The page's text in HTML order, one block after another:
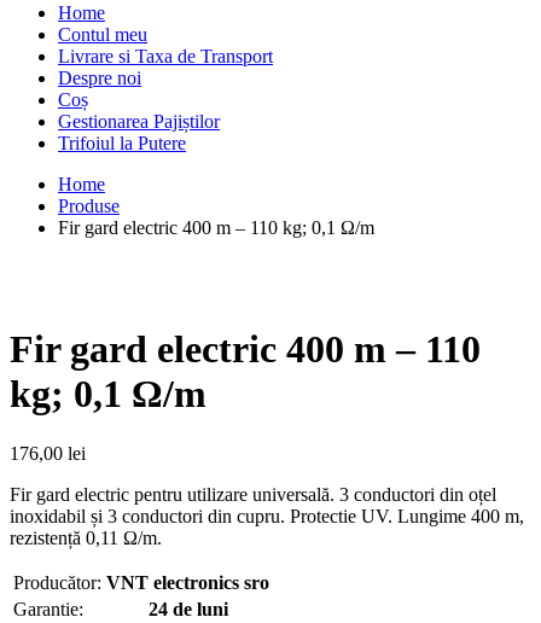
Home
Contul meu
Livrare si Taxa de Transport
Despre noi
Coș
Gestionarea Pajiștilor
Trifoiul la Putere
Home
Produse
Fir gard electric 400 m – 110 kg; 0,1 Ω/m
Fir gard electric 400 m – 110
kg; 0,1 Ω/m
176,00 lei
Fir gard electric pentru utilizare universală. 3 conductori din oțel
inoxidabil și 3 conductori din cupru. Protectie UV. Lungime 400 m,
rezistență 0,11 Ω/m.
Producător: VNT electronics sro
Garantie:
24 de luni